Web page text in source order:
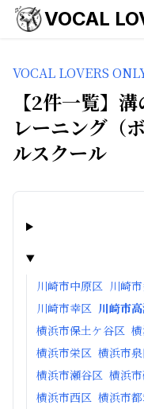
VOCAL
VOCAL LOVERS
【2件一覧】
レーニング（
ルスクール
川崎市中原区 川崎
川崎市幸区 川崎市
横浜市保土ケ谷区
横浜市栄区 横浜市
横浜市瀬谷区 横浜
横浜市西区 横浜市